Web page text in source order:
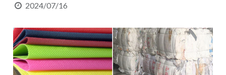
О предприятии
Связаться с нами
2024/07/16